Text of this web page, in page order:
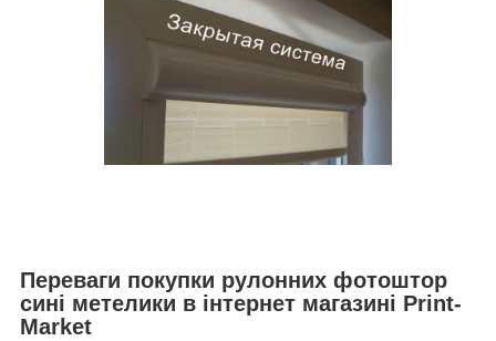
Переваги покупки рулонних фотоштор
сині метелики в інтернет магазині Print-
Market